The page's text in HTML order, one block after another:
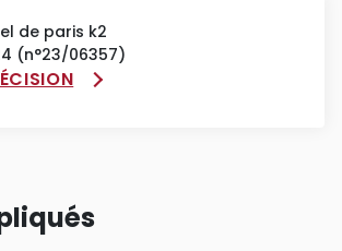
de paris k2
(n°23/06357)